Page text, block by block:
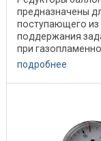
предназначены
поступающего из
поддержания
при
редукторами
подробнее